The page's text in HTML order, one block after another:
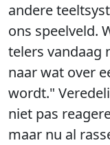
andere
ons speelveld.
telers vandaag
naar wat over
wordt."
niet pas
maar nu al